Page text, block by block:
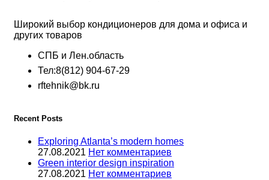
Широкий выбор кондиционеров для дома и офиса и
других товаров
СПБ и Лен.область
Тел:8(812) 904-67-29
rftehnik@bk.ru
Recent Posts
Exploring Atlanta’s modern homes
27.08.2021 Нет комментариев
Green interior design inspiration
27.08.2021 Нет комментариев